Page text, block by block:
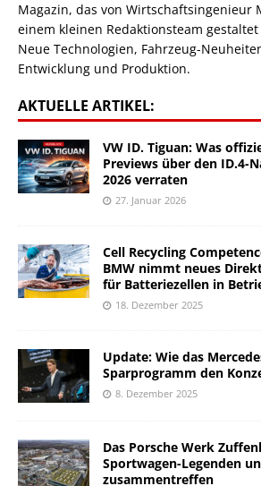
Magazin, das von Wirtschaftsingenieur
einem kleinen Redaktionsteam
Neue Technologien, Fahrzeug-
Entwicklung und Produktion.
AKTUELLE ARTIKEL:
VW ID. Tiguan: Was
Previews über den ID.4-
2026 verraten
27. Januar 2026
Cell Recycling
BMW nimmt neues
für Batteriezellen in
18. Dezember 2025
Update: Wie das
Sparprogramm den
8. Dezember 2025
Das Porsche Werk
Sportwagen-Legenden
zusammentreffen